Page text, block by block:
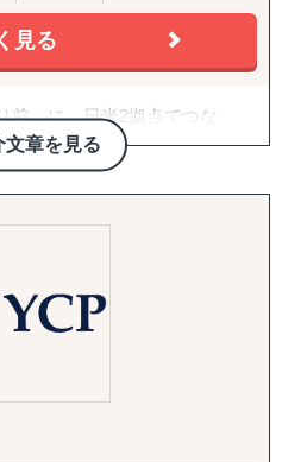
可否や得意・不得意な分野
多く、特にニーズの高い支
"を、現地のリアルで答え合
走サポート』
担当者として伴走
見る
文章を見る
前」に。日米2拠点でつな
**「海外進出の成功を"特
」**ことをミッションに掲
、米国ロサンゼルスに現地法
庫拠点を有し、日本側の戦略
日本企業の海外進出をご支
品・伝統工芸品・スポーツ